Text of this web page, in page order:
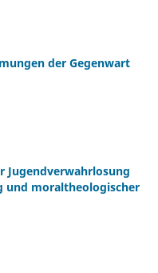
der Gegenwart
Jugendverwahrlosung
und moraltheologischer